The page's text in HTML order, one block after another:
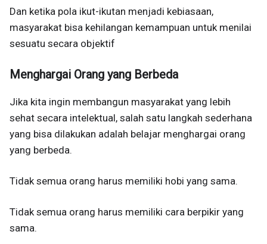
Dan ketika pola ikut-ikutan menjadi kebiasaan,
masyarakat bisa kehilangan kemampuan untuk menilai
sesuatu secara objektif
Menghargai Orang yang Berbeda
Jika kita ingin membangun masyarakat yang lebih
sehat secara intelektual, salah satu langkah sederhana
yang bisa dilakukan adalah belajar menghargai orang
yang berbeda.
Tidak semua orang harus memiliki hobi yang sama.
Tidak semua orang harus memiliki cara berpikir yang
sama.